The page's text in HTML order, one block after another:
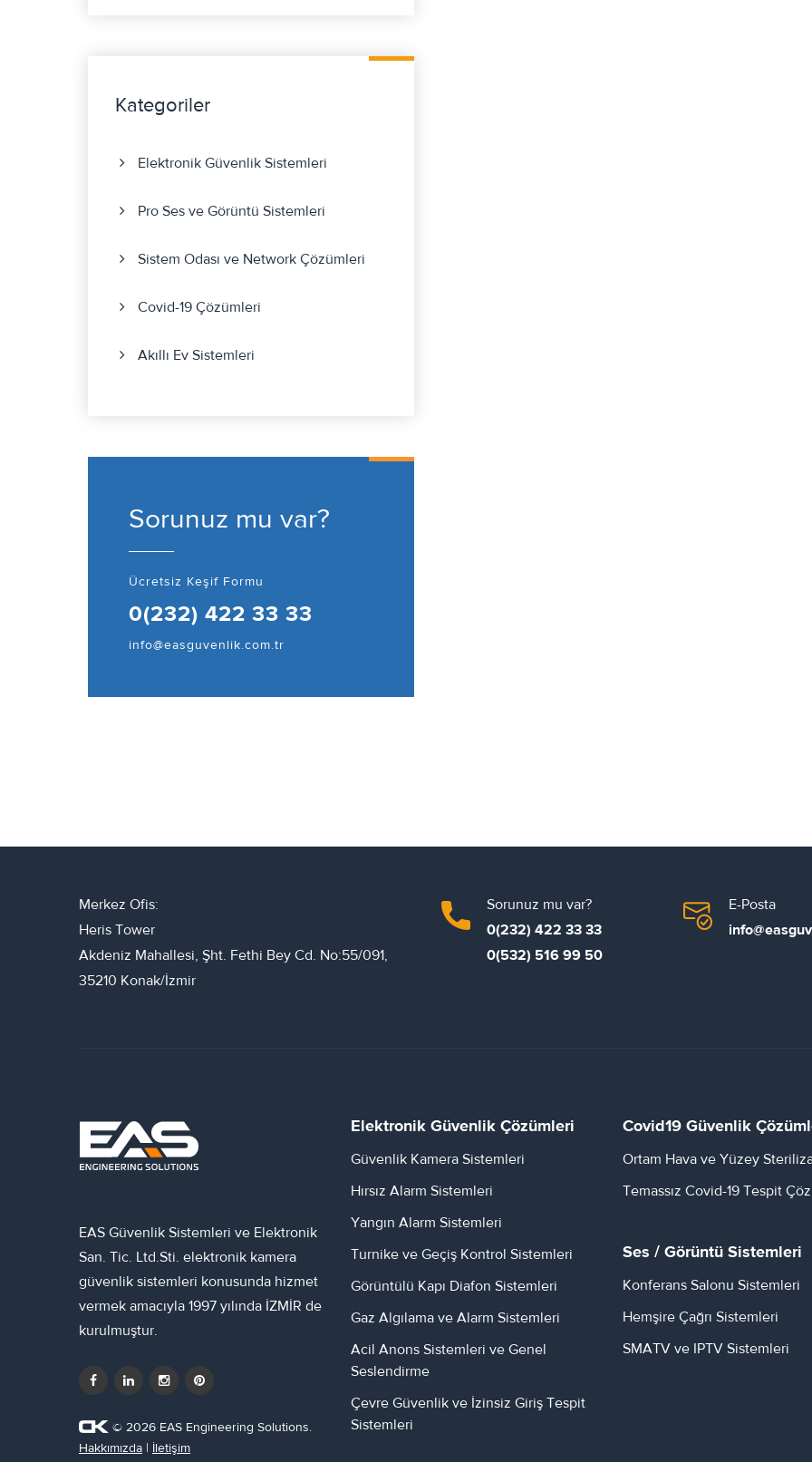
Kategoriler
Elektronik Güvenlik Sistemleri
Pro Ses ve Görüntü Sistemleri
Sistem Odası ve Network Çözümleri
Covid-19 Çözümleri
Akıllı Ev Sistemleri
Sorunuz mu var?
Ücretsiz Keşif Formu
0(232) 422 33 33
info@easguvenlik.com.tr
Merkez Ofis:
Heris Tower
Akdeniz Mahallesi, Şht. Fethi Bey Cd. No:55/091,
35210 Konak/İzmir
Sorunuz mu var?
0(232) 422 33 33
0(532) 516 99 50
E-Posta
EAS Güvenlik Sistemleri ve Elektronik
San. Tic. Ltd.Sti. elektronik kamera
güvenlik sistemleri konusunda hizmet
vermek amacıyla 1997 yılında İZMİR de
kurulmuştur.
© 2026 EAS Engineering Solutions.
Hakkımızda | İletişim
Elektronik Güvenlik Çözümleri
Güvenlik Kamera Sistemleri
Hırsız Alarm Sistemleri
Yangın Alarm Sistemleri
Turnike ve Geçiş Kontrol Sistemleri
Görüntülü Kapı Diafon Sistemleri
Gaz Algılama ve Alarm Sistemleri
Acil Anons Sistemleri ve Genel
Seslendirme
Çevre Güvenlik ve İzinsiz Giriş Tespit
Sistemleri
Covid19 Güvenlik
Ortam Hava ve Yüzey
Temassız Covid-19 Tespit
Ses / Görüntü Sistemleri
Konferans Salonu Sistemleri
Hemşire Çağrı Sistemleri
SMATV ve IPTV Sistemleri